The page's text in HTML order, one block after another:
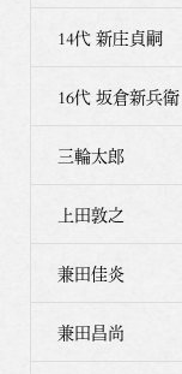
14代 新庄貞嗣
16代 坂倉新兵
三輪太郎
上田敦之
兼田佳炎
兼田昌尚